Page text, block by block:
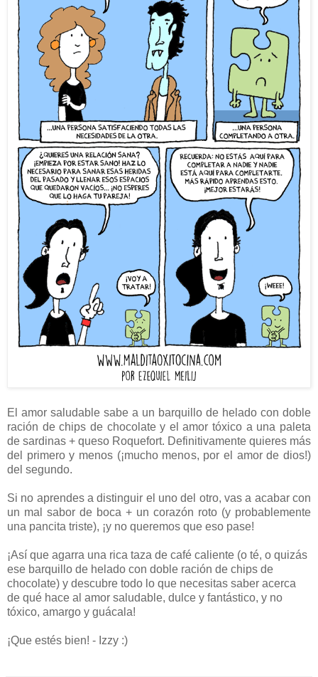
El amor saludable sabe a un barquillo de helado con doble
ración de chips de chocolate y el amor tóxico a una paleta
de sardinas + queso Roquefort. Definitivamente quieres más
del primero y menos (¡mucho menos, por el amor de dios!)
del segundo.
Si no aprendes a distinguir el uno del otro, vas a acabar con
un mal sabor de boca + un corazón roto (y probablemente
una pancita triste), ¡y no queremos que eso pase!
¡Así que agarra una rica taza de café caliente (o té, o quizás
ese barquillo de helado con doble ración de chips de
chocolate) y descubre todo lo que necesitas saber acerca
de qué hace al amor saludable, dulce y fantástico, y no
tóxico, amargo y guácala!
¡Que estés bien! - Izzy :)